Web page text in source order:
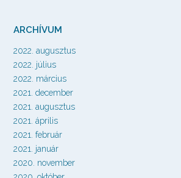
ARCHÍVUM
2022. augusztus
2022. július
2022. március
2021. december
2021. augusztus
2021. április
2021. február
2021. január
2020. november